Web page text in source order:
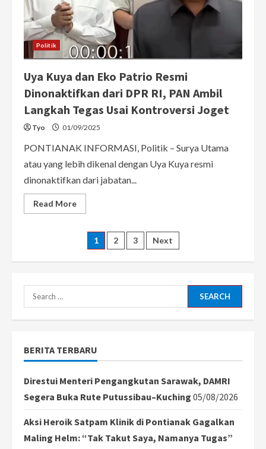
Perampasan
Aset
Politik
Uya Kuya dan Eko Patrio Resmi
Dinonaktifkan dari DPR RI, PAN Ambil
Langkah Tegas Usai Kontroversi Joget
Tyo 01/09/2025
PONTIANAK INFORMASI, Politik – Surya Utama
atau yang lebih dikenal dengan Uya Kuya resmi
dinonaktifkan dari jabatan...
Read MoreRead
more
Kuya
Eko
Patrio
dari
PAN
Ambil
Kontroversi
Joget
Posts
pagination
1 2 3 Next
Search
for:
BERITA TERBARU
Direstui Menteri Pengangkutan Sarawak, DAMRI
Segera Buka Rute Putussibau–Kuching 05/08/2026
Aksi Heroik Satpam Klinik di Pontianak Gagalkan
Maling Helm: “Tak Takut Saya, Namanya Tugas”